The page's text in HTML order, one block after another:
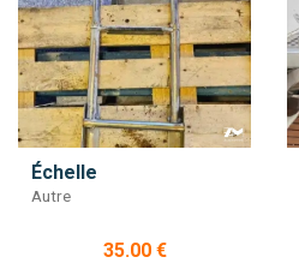
Échelle
Autre
35.00 €